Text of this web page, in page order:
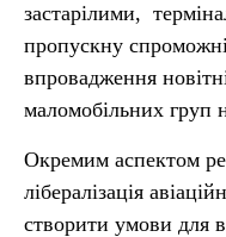
застарілими,
пропускну
впровадження
маломобільних груп
Окремим аспектом
лібералізація
створити умови для